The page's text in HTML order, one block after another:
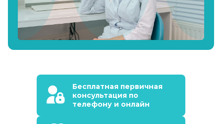
Бесплатная первичная
консультация по
телефону и онлайн